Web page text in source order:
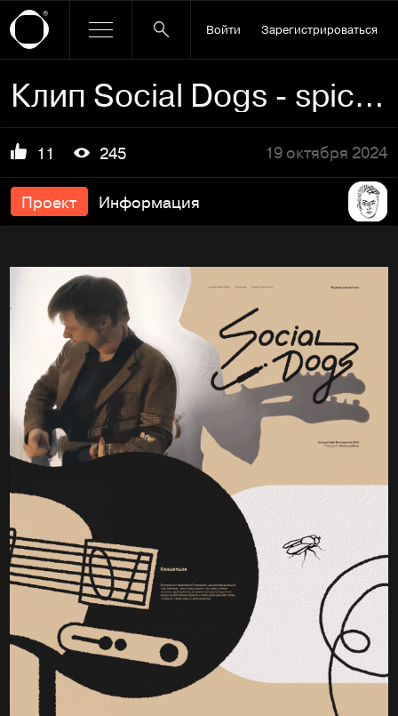
Войти Зарегистрироваться
Клип Social Dogs - spice rock
11 245 19 октября 2024
Проект Информация